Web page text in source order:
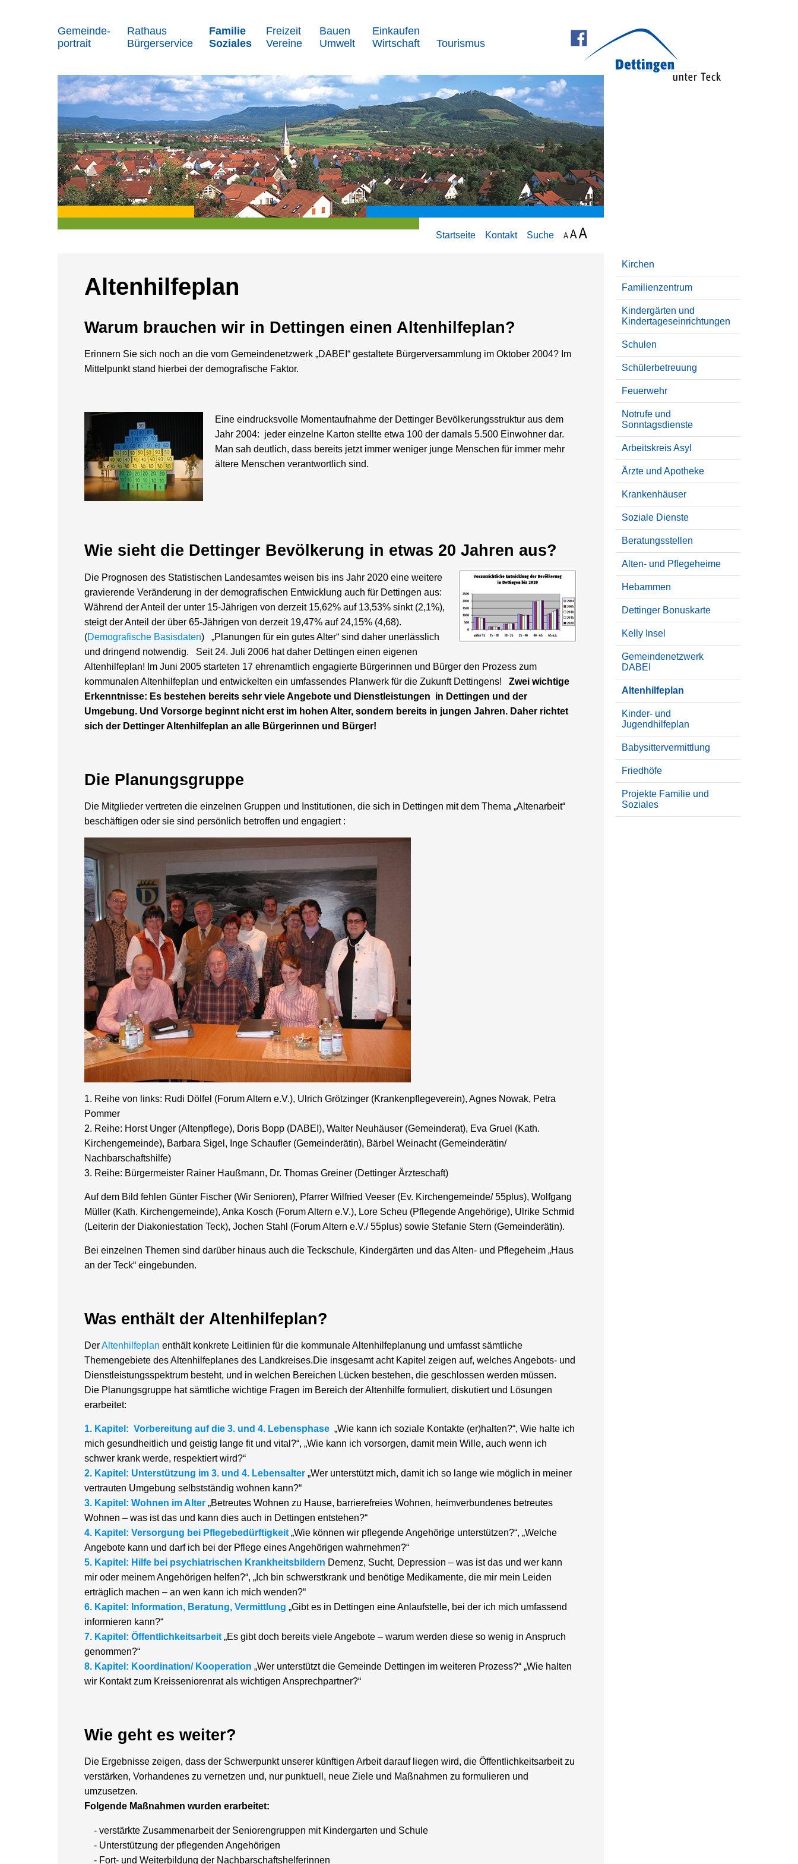
Gemeinde-
portrait
Rathaus
Bürgerservice
Familie
Soziales
Freizeit
Vereine
Bauen
Umwelt
Einkaufen
Wirtschaft
Tourismus
Startseite Kontakt Suche
Altenhilfeplan
Warum brauchen wir in Dettingen einen Altenhilfeplan?
Erinnern Sie sich noch an die vom Gemeindenetzwerk „DABEI“ gestaltete Bürgerversammlung im Oktober 2004? Im
Mittelpunkt stand hierbei der demografische Faktor.
Eine eindrucksvolle Momentaufnahme der Dettinger Bevölkerungsstruktur aus dem
Jahr 2004: jeder einzelne Karton stellte etwa 100 der damals 5.500 Einwohner dar.
Man sah deutlich, dass bereits jetzt immer weniger junge Menschen für immer mehr
ältere Menschen verantwortlich sind.
Wie sieht die Dettinger Bevölkerung in etwas 20 Jahren aus?
Die Prognosen des Statistischen Landesamtes weisen bis ins Jahr 2020 eine weitere
gravierende Veränderung in der demografischen Entwicklung auch für Dettingen aus:
Während der Anteil der unter 15-Jährigen von derzeit 15,62% auf 13,53% sinkt (2,1%),
steigt der Anteil der über 65-Jährigen von derzeit 19,47% auf 24,15% (4,68).
(Demografische Basisdaten) „Planungen für ein gutes Alter“ sind daher unerlässlich
und dringend notwendig. Seit 24. Juli 2006 hat daher Dettingen einen eigenen
Altenhilfeplan! Im Juni 2005 starteten 17 ehrenamtlich engagierte Bürgerinnen und Bürger den Prozess zum
kommunalen Altenhilfeplan und entwickelten ein umfassendes Planwerk für die Zukunft Dettingens! Zwei wichtige
Erkenntnisse: Es bestehen bereits sehr viele Angebote und Dienstleistungen in Dettingen und der
Umgebung. Und Vorsorge beginnt nicht erst im hohen Alter, sondern bereits in jungen Jahren. Daher richtet
sich der Dettinger Altenhilfeplan an alle Bürgerinnen und Bürger!
Die Planungsgruppe
Die Mitglieder vertreten die einzelnen Gruppen und Institutionen, die sich in Dettingen mit dem Thema „Altenarbeit“
beschäftigen oder sie sind persönlich betroffen und engagiert :
1. Reihe von links: Rudi Dölfel (Forum Altern e.V.), Ulrich Grötzinger (Krankenpflegeverein), Agnes Nowak, Petra
Pommer
2. Reihe: Horst Unger (Altenpflege), Doris Bopp (DABEI), Walter Neuhäuser (Gemeinderat), Eva Gruel (Kath.
Kirchengemeinde), Barbara Sigel, Inge Schaufler (Gemeinderätin), Bärbel Weinacht (Gemeinderätin/
Nachbarschaftshilfe)
3. Reihe: Bürgermeister Rainer Haußmann, Dr. Thomas Greiner (Dettinger Ärzteschaft)
Auf dem Bild fehlen Günter Fischer (Wir Senioren), Pfarrer Wilfried Veeser (Ev. Kirchengemeinde/ 55plus), Wolfgang
Müller (Kath. Kirchengemeinde), Anka Kosch (Forum Altern e.V.), Lore Scheu (Pflegende Angehörige), Ulrike Schmid
(Leiterin der Diakoniestation Teck), Jochen Stahl (Forum Altern e.V./ 55plus) sowie Stefanie Stern (Gemeinderätin).
Bei einzelnen Themen sind darüber hinaus auch die Teckschule, Kindergärten und das Alten- und Pflegeheim „Haus
an der Teck“ eingebunden.
Was enthält der Altenhilfeplan?
DerAltenhilfeplan enthält konkrete Leitlinien für die kommunale Altenhilfeplanung und umfasst sämtliche
Themengebiete des Altenhilfeplanes des Landkreises.Die insgesamt acht Kapitel zeigen auf, welches Angebots- und
Dienstleistungsspektrum besteht, und in welchen Bereichen Lücken bestehen, die geschlossen werden müssen.
Die Planungsgruppe hat sämtliche wichtige Fragen im Bereich der Altenhilfe formuliert, diskutiert und Lösungen
erarbeitet:
1. Kapitel: Vorbereitung auf die 3. und 4. Lebensphase „Wie kann ich soziale Kontakte (er)halten?“, Wie halte ich
mich gesundheitlich und geistig lange fit und vital?“, „Wie kann ich vorsorgen, damit mein Wille, auch wenn ich
schwer krank werde, respektiert wird?“
2. Kapitel: Unterstützung im 3. und 4. Lebensalter „Wer unterstützt mich, damit ich so lange wie möglich in meiner
vertrauten Umgebung selbstständig wohnen kann?“
3. Kapitel: Wohnen im Alter „Betreutes Wohnen zu Hause, barrierefreies Wohnen, heimverbundenes betreutes
Wohnen – was ist das und kann dies auch in Dettingen entstehen?“
4. Kapitel: Versorgung bei Pflegebedürftigkeit „Wie können wir pflegende Angehörige unterstützen?“, „Welche
Angebote kann und darf ich bei der Pflege eines Angehörigen wahrnehmen?“
5. Kapitel: Hilfe bei psychiatrischen Krankheitsbildern Demenz, Sucht, Depression – was ist das und wer kann
mir oder meinem Angehörigen helfen?“, „Ich bin schwerstkrank und benötige Medikamente, die mir mein Leiden
erträglich machen – an wen kann ich mich wenden?“
6. Kapitel: Information, Beratung, Vermittlung „Gibt es in Dettingen eine Anlaufstelle, bei der ich mich umfassend
informieren kann?“
7. Kapitel: Öffentlichkeitsarbeit „Es gibt doch bereits viele Angebote – warum werden diese so wenig in Anspruch
genommen?“
8. Kapitel: Koordination/ Kooperation „Wer unterstützt die Gemeinde Dettingen im weiteren Prozess?“ „Wie halten
wir Kontakt zum Kreisseniorenrat als wichtigen Ansprechpartner?“
Wie geht es weiter?
Die Ergebnisse zeigen, dass der Schwerpunkt unserer künftigen Arbeit darauf liegen wird, die Öffentlichkeitsarbeit zu
verstärken, Vorhandenes zu vernetzen und, nur punktuell, neue Ziele und Maßnahmen zu formulieren und
umzusetzen.
Folgende Maßnahmen wurden erarbeitet:
- verstärkte Zusammenarbeit der Seniorengruppen mit Kindergarten und Schule
- Unterstützung der pflegenden Angehörigen
- Fort- und Weiterbildung der Nachbarschaftshelferinnen
Kirchen
Familienzentrum
Kindergärten und
Kindertageseinrichtungen
Schulen
Schülerbetreuung
Feuerwehr
Notrufe und
Sonntagsdienste
Arbeitskreis Asyl
Ärzte und Apotheke
Krankenhäuser
Soziale Dienste
Beratungsstellen
Alten- und Pflegeheime
Hebammen
Dettinger Bonuskarte
Kelly Insel
Gemeindenetzwerk
DABEI
Altenhilfeplan
Kinder- und
Jugendhilfeplan
Babysittervermittlung
Friedhöfe
Projekte Familie und
Soziales